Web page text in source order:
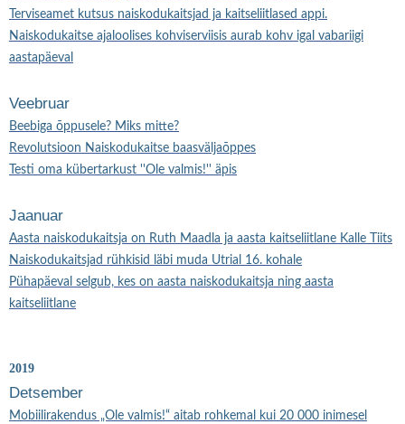
Terviseamet kutsus naiskodukaitsjad ja kaitseliitlased appi.
Naiskodukaitse ajaloolises kohviserviisis aurab kohv igal vabariigi
aastapäeval
Veebruar
Beebiga õppusele? Miks mitte?
Revolutsioon Naiskodukaitse baasväljaõppes
Testi oma kübertarkust ''Ole valmis!'' äpis
Jaanuar
Aasta naiskodukaitsja on Ruth Maadla ja aasta kaitseliitlane Kalle Tiits
Naiskodukaitsjad rühkisid läbi muda Utrial 16. kohale
Pühapäeval selgub, kes on aasta naiskodukaitsja ning aasta
kaitseliitlane
2019
Detsember
Mobiilirakendus „Ole valmis!“ aitab rohkemal kui 20 000 inimesel